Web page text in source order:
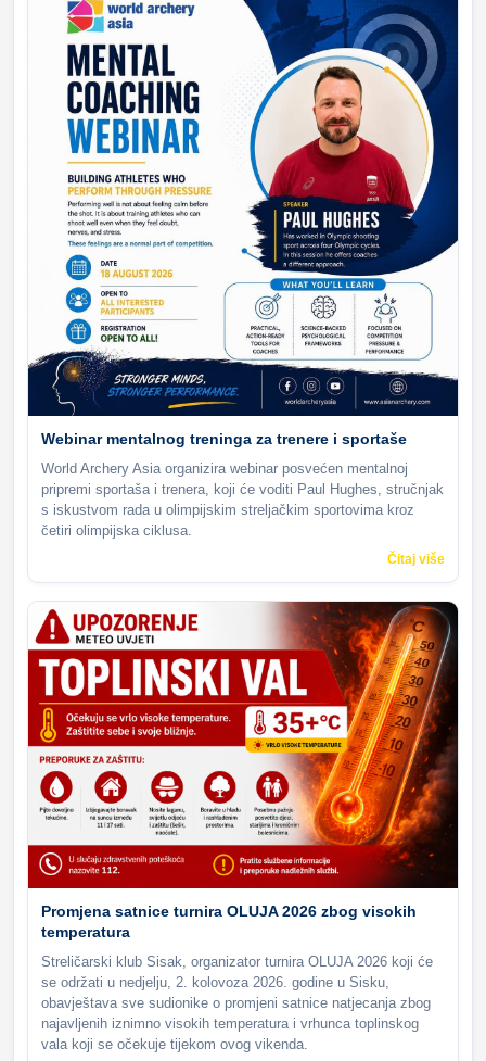
Webinar mentalnog treninga za trenere i sportaše
World Archery Asia organizira webinar posvećen mentalnoj
pripremi sportaša i trenera, koji će voditi Paul Hughes, stručnjak
s iskustvom rada u olimpijskim streljačkim sportovima kroz
četiri olimpijska ciklusa.
Čitaj više
Promjena satnice turnira OLUJA 2026 zbog visokih
temperatura
Streličarski klub Sisak, organizator turnira OLUJA 2026 koji će
se održati u nedjelju, 2. kolovoza 2026. godine u Sisku,
obavještava sve sudionike o promjeni satnice natjecanja zbog
najavljenih iznimno visokih temperatura i vrhunca toplinskog
vala koji se očekuje tijekom ovog vikenda.